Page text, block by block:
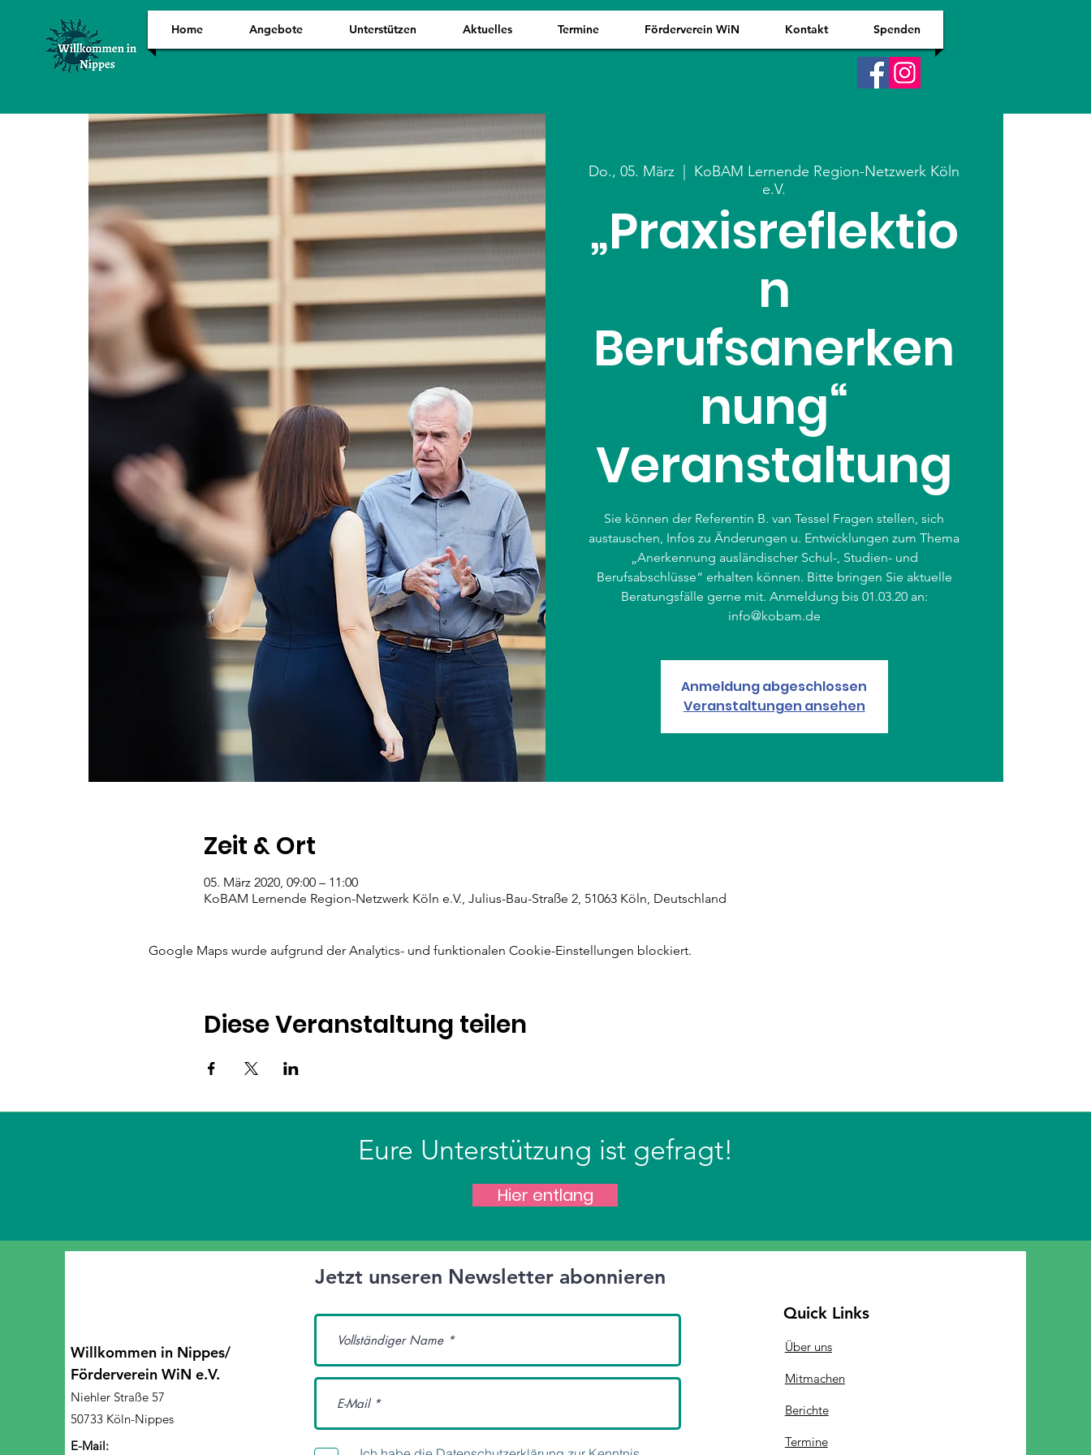
Home Angebote Unterstützen Aktuelles Termine Förderverein WiN Kontakt Spenden
Do., 05. März
KoBAM Lernende Region-Netzwerk Köln
e.V.
„Praxisreflektio
n
Berufsanerken
nung“
Veranstaltung
Sie können der Referentin B. van Tessel Fragen stellen, sich
austauschen, Infos zu Änderungen u. Entwicklungen zum Thema
„Anerkennung ausländischer Schul-, Studien- und
Berufsabschlüsse“ erhalten können. Bitte bringen Sie aktuelle
Beratungsfälle gerne mit. Anmeldung bis 01.03.20 an:
info@kobam.de
Anmeldung abgeschlossen
Veranstaltungen ansehen
Zeit & Ort
05. März 2020, 09:00 – 11:00
KoBAM Lernende Region-Netzwerk Köln e.V., Julius-Bau-Straße 2, 51063 Köln, Deutschland
Google Maps wurde aufgrund der Analytics- und funktionalen Cookie-Einstellungen blockiert.
Diese Veranstaltung teilen
Eure Unterstützung ist gefragt!
Hier entlang
Willkommen in Nippes/
Förderverein WiN e.V.
Niehler Straße 57
50733 Köln-Nippes
E-Mail:
Jetzt unseren Newsletter abonnieren
Quick Links
Über uns
Mitmachen
Berichte
Termine